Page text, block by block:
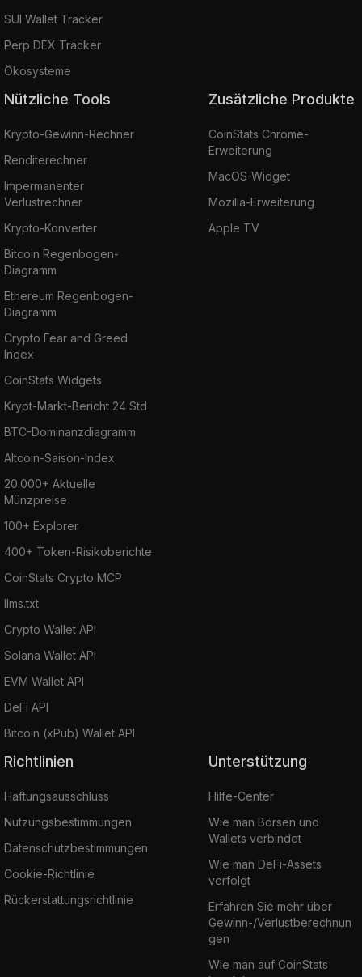
SUI Wallet Tracker
Perp DEX Tracker
Ökosysteme
Nützliche Tools
Krypto-Gewinn-Rechner
Renditerechner
Impermanenter
Verlustrechner
Krypto-Konverter
Bitcoin Regenbogen-
Diagramm
Ethereum Regenbogen-
Diagramm
Crypto Fear and Greed
Index
CoinStats Widgets
Krypt-Markt-Bericht 24 Std
BTC-Dominanzdiagramm
Altcoin-Saison-Index
20.000+ Aktuelle
Münzpreise
100+ Explorer
400+ Token-Risikoberichte
CoinStats Crypto MCP
llms.txt
Crypto Wallet API
Solana Wallet API
EVM Wallet API
DeFi API
Bitcoin (xPub) Wallet API
Zusätzliche Produkte
CoinStats Chrome-
Erweiterung
MacOS-Widget
Mozilla-Erweiterung
Apple TV
Richtlinien
Haftungsausschluss
Nutzungsbestimmungen
Datenschutzbestimmungen
Cookie-Richtlinie
Rückerstattungsrichtlinie
Unterstützung
Hilfe-Center
Wie man Börsen und
Wallets verbindet
Wie man DeFi-Assets
verfolgt
Erfahren Sie mehr über
Gewinn-/Verlustberechnun
gen
Wie man auf CoinStats